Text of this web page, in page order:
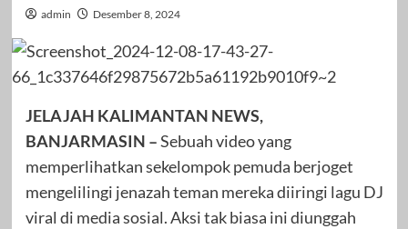
admin Desember 8, 2024
JELAJAH KALIMANTAN NEWS,
BANJARMASIN –Sebuah video yang
memperlihatkan sekelompok pemuda berjoget
mengelilingi jenazah teman mereka diiringi lagu DJ
viral di media sosial. Aksi tak biasa ini diunggah